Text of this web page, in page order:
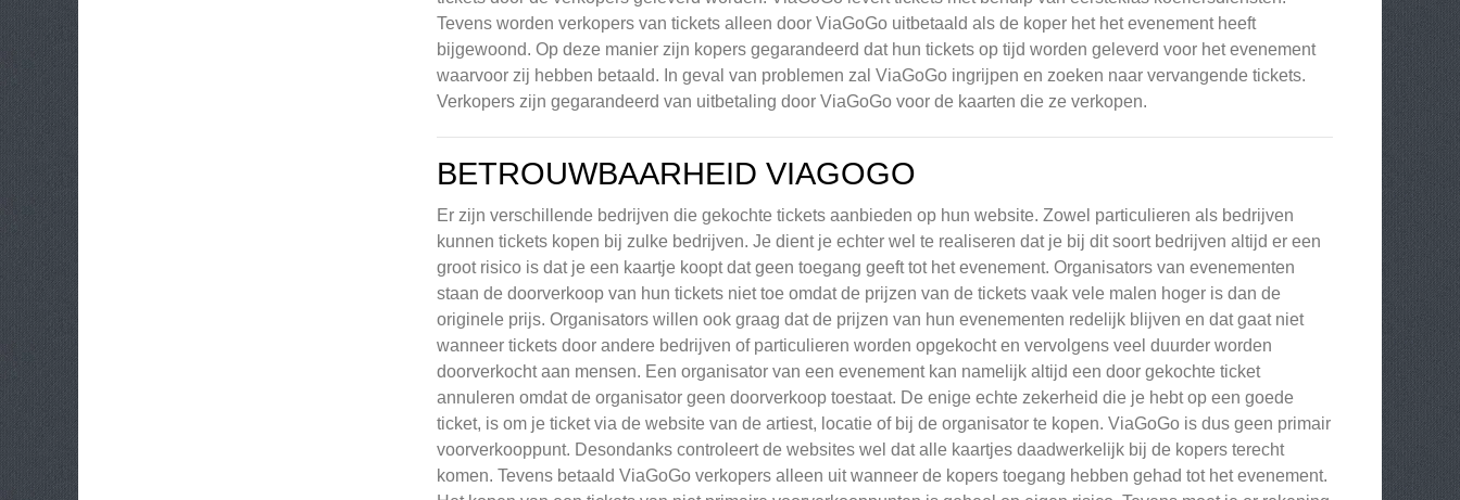
Tevens worden verkopers van tickets alleen door ViaGoGo uitbetaald als de koper het het evenement heeft
bijgewoond. Op deze manier zijn kopers gegarandeerd dat hun tickets op tijd worden geleverd voor het evenement
waarvoor zij hebben betaald. In geval van problemen zal ViaGoGo ingrijpen en zoeken naar vervangende tickets.
Verkopers zijn gegarandeerd van uitbetaling door ViaGoGo voor de kaarten die ze verkopen.
BETROUWBAARHEID VIAGOGO
Er zijn verschillende bedrijven die gekochte tickets aanbieden op hun website. Zowel particulieren als bedrijven
kunnen tickets kopen bij zulke bedrijven. Je dient je echter wel te realiseren dat je bij dit soort bedrijven altijd er een
groot risico is dat je een kaartje koopt dat geen toegang geeft tot het evenement. Organisators van evenementen
staan de doorverkoop van hun tickets niet toe omdat de prijzen van de tickets vaak vele malen hoger is dan de
originele prijs. Organisators willen ook graag dat de prijzen van hun evenementen redelijk blijven en dat gaat niet
wanneer tickets door andere bedrijven of particulieren worden opgekocht en vervolgens veel duurder worden
doorverkocht aan mensen. Een organisator van een evenement kan namelijk altijd een door gekochte ticket
annuleren omdat de organisator geen doorverkoop toestaat. De enige echte zekerheid die je hebt op een goede
ticket, is om je ticket via de website van de artiest, locatie of bij de organisator te kopen. ViaGoGo is dus geen primair
voorverkooppunt. Desondanks controleert de websites wel dat alle kaartjes daadwerkelijk bij de kopers terecht
komen. Tevens betaald ViaGoGo verkopers alleen uit wanneer de kopers toegang hebben gehad tot het evenement.